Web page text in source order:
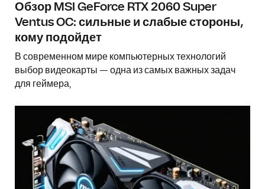
Обзор MSI GeForce RTX 2060 Super
Ventus OC: сильные и слабые стороны,
кому подойдет
В современном мире компьютерных технологий
выбор видеокарты — одна из самых важных задач
для геймера,